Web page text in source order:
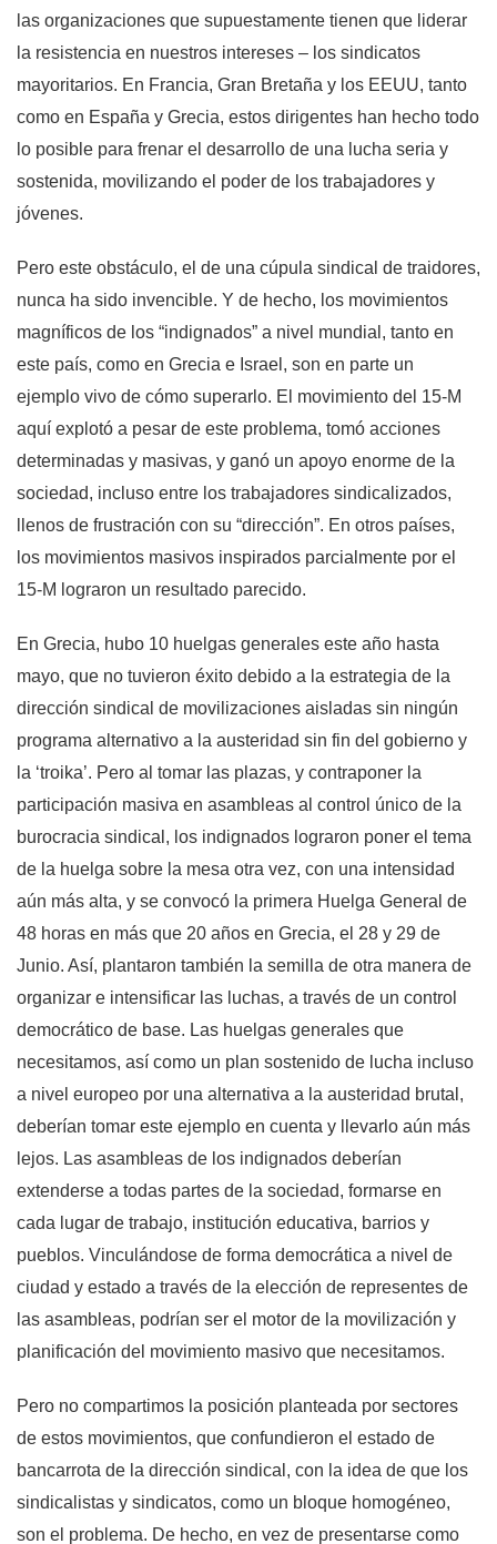
las organizaciones que supuestamente tienen que liderar
la resistencia en nuestros intereses – los sindicatos
mayoritarios. En Francia, Gran Bretaña y los EEUU, tanto
como en España y Grecia, estos dirigentes han hecho todo
lo posible para frenar el desarrollo de una lucha seria y
sostenida, movilizando el poder de los trabajadores y
jóvenes.
Pero este obstáculo, el de una cúpula sindical de traidores,
nunca ha sido invencible. Y de hecho, los movimientos
magníficos de los “indignados” a nivel mundial, tanto en
este país, como en Grecia e Israel, son en parte un
ejemplo vivo de cómo superarlo. El movimiento del 15-M
aquí explotó a pesar de este problema, tomó acciones
determinadas y masivas, y ganó un apoyo enorme de la
sociedad, incluso entre los trabajadores sindicalizados,
llenos de frustración con su “dirección”. En otros países,
los movimientos masivos inspirados parcialmente por el
15-M lograron un resultado parecido.
En Grecia, hubo 10 huelgas generales este año hasta
mayo, que no tuvieron éxito debido a la estrategia de la
dirección sindical de movilizaciones aisladas sin ningún
programa alternativo a la austeridad sin fin del gobierno y
la ‘troika’. Pero al tomar las plazas, y contraponer la
participación masiva en asambleas al control único de la
burocracia sindical, los indignados lograron poner el tema
de la huelga sobre la mesa otra vez, con una intensidad
aún más alta, y se convocó la primera Huelga General de
48 horas en más que 20 años en Grecia, el 28 y 29 de
Junio. Así, plantaron también la semilla de otra manera de
organizar e intensificar las luchas, a través de un control
democrático de base. Las huelgas generales que
necesitamos, así como un plan sostenido de lucha incluso
a nivel europeo por una alternativa a la austeridad brutal,
deberían tomar este ejemplo en cuenta y llevarlo aún más
lejos. Las asambleas de los indignados deberían
extenderse a todas partes de la sociedad, formarse en
cada lugar de trabajo, institución educativa, barrios y
pueblos. Vinculándose de forma democrática a nivel de
ciudad y estado a través de la elección de representes de
las asambleas, podrían ser el motor de la movilización y
planificación del movimiento masivo que necesitamos.
Pero no compartimos la posición planteada por sectores
de estos movimientos, que confundieron el estado de
bancarrota de la dirección sindical, con la idea de que los
sindicalistas y sindicatos, como un bloque homogéneo,
son el problema. De hecho, en vez de presentarse como